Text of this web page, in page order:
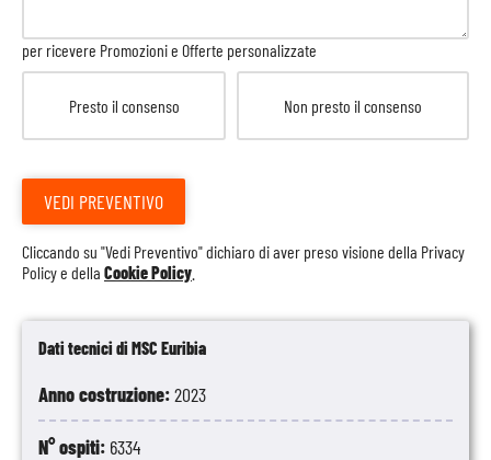
Dati tecnici di MSC Euribia
Anno costruzione:2023
N° ospiti: 6334
per ricevere Promozioni e Offerte personalizzate
Presto il consenso Non presto il consenso
VEDI PREVENTIVO
Cliccando su "Vedi Preventivo" dichiaro di aver preso visione della Privacy
Policye della Cookie Policy